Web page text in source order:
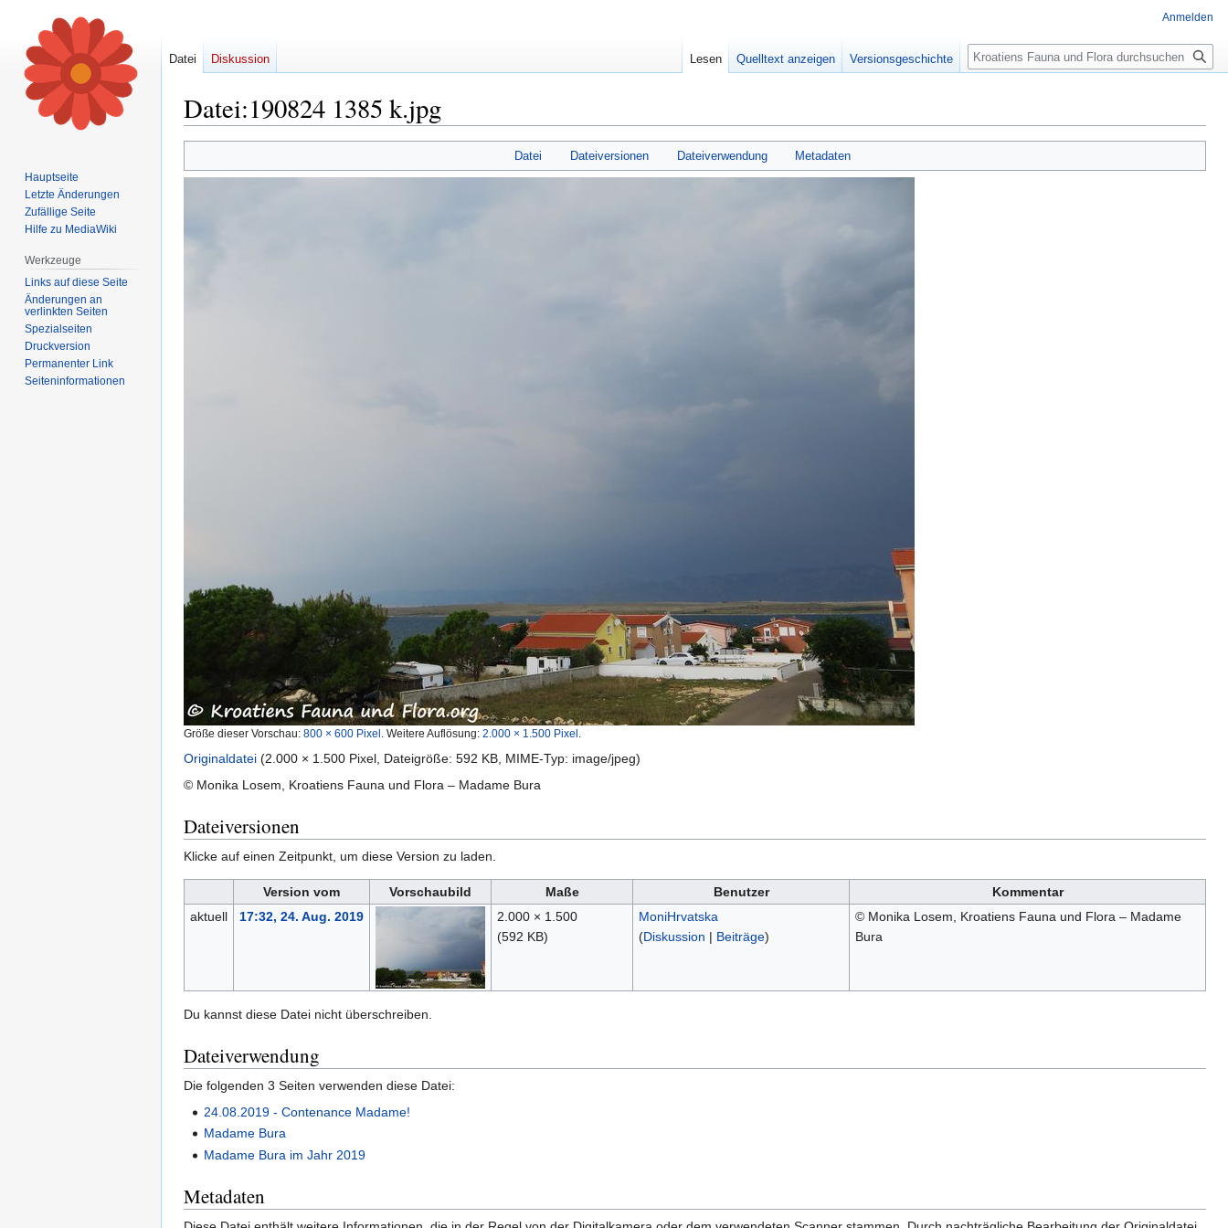
Datei:190824 1385 k.jpg
Navigation
Suche
Datei Dateiversionen Dateiverwendung Metadaten
Größe dieser Vorschau: 800 × 600 Pixel Weitere Auflösung: 2.000 × 1.500 Pixel
Originaldatei (2.000 × 1.500 Pixel, Dateigröße: 592 KB, MIME-Typ: image/jpeg)
© Monika Losem, Kroatiens Fauna und Flora – Madame Bura
Dateiversionen
Klicke auf einen Zeitpunkt, um diese Version zu laden.
Version vom Vorschaubild Maße Benutzer
Kommentar
aktuell
17:32, 24. Aug. 2019
2.000 × 1.500
(592 KB)
MoniHrvatska
(Diskussion | Beiträge)
© Monika Losem, Kroatiens Fauna und Flora – Madame
Bura
Du kannst diese Datei nicht überschreiben.
Dateiverwendung
Die folgenden 3 Seiten verwenden diese Datei:
24.08.2019 - Contenance Madame!
Madame Bura
Madame Bura im Jahr 2019
Metadaten
Anmelden
Datei Diskussion Lesen Quelltext anzeigen Versionsgeschichte Suche
Hauptseite
Letzte Änderungen
Zufällige Seite
Hilfe zu MediaWiki
Werkzeuge
Links auf diese Seite
Änderungen an
verlinkten Seiten
Spezialseiten
Druckversion
Permanenter Link
Seiten­informationen